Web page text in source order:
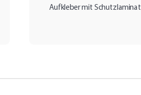
Aufkleber mit Schutzlaminat